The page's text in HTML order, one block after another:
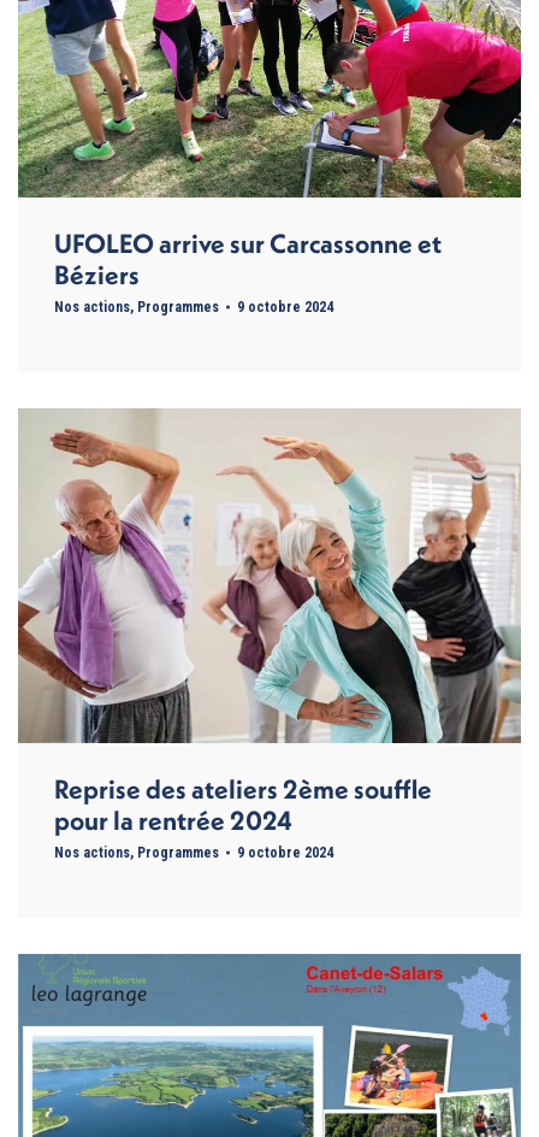
UFOLEO arrive sur Carcassonne et
Béziers
Nos actions, Programmes 9 octobre 2024
Reprise des ateliers 2ème souffle
pour la rentrée 2024
Nos actions, Programmes 9 octobre 2024